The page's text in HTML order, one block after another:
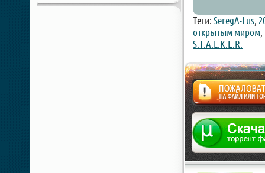
Теги: SeregA-Lus,
открытым миром,
S.T.A.L.K.E.R.
Жалоба